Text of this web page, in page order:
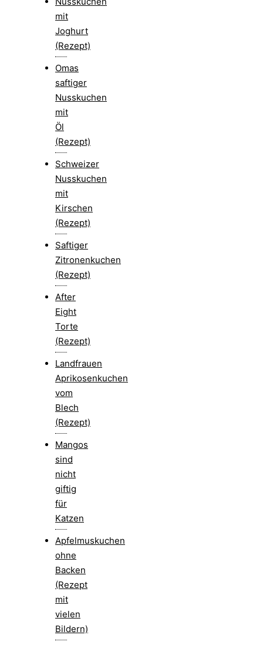
mit
Joghurt
(Rezept)
Omas
saftiger
Nusskuchen
mit
Öl
(Rezept)
Schweizer
Nusskuchen
mit
Kirschen
(Rezept)
Saftiger
Zitronenkuchen
(Rezept)
After
Eight
Torte
(Rezept)
Landfrauen
Aprikosenkuchen
vom
Blech
(Rezept)
Mangos
sind
nicht
giftig
für
Katzen
Apfelmuskuchen
ohne
Backen
(Rezept
mit
vielen
Bildern)